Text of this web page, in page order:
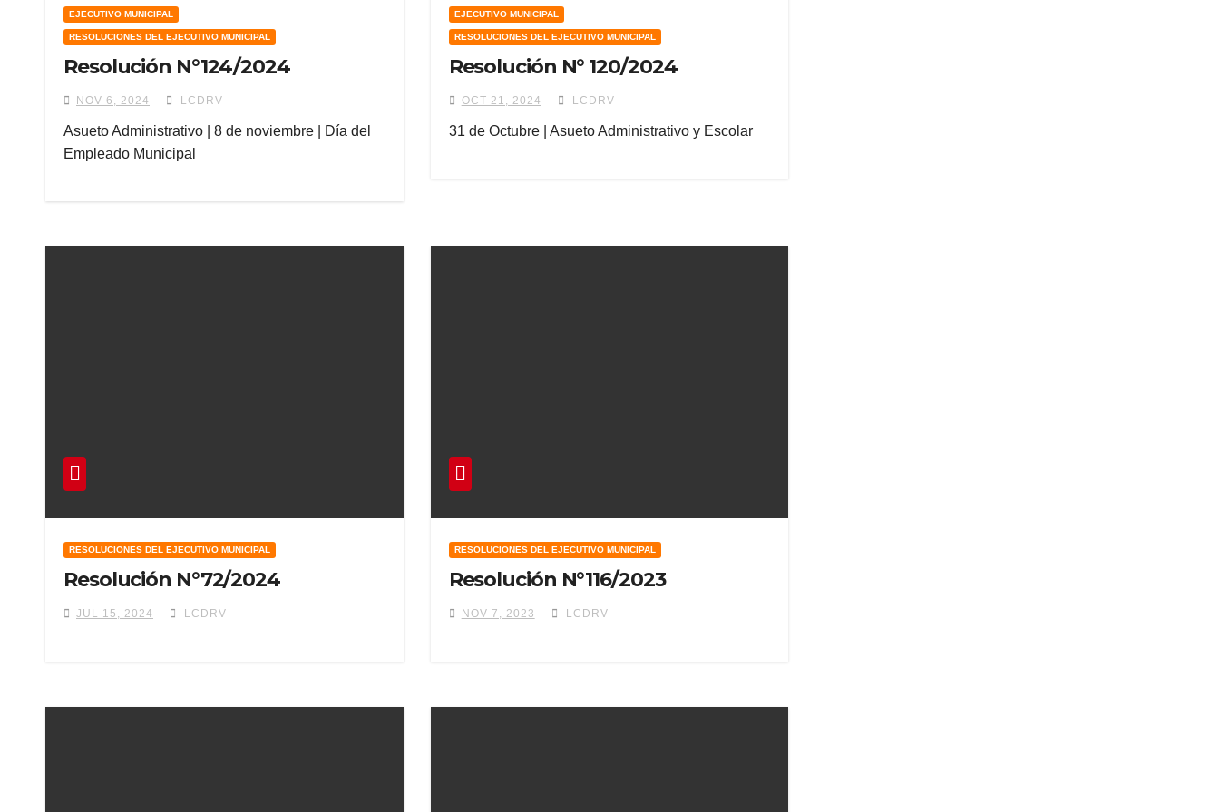
EJECUTIVO MUNICIPAL
RESOLUCIONES DEL EJECUTIVO MUNICIPAL
Resolución N°124/2024
NOV 6, 2024 LCDRV
Asueto Administrativo | 8 de noviembre | Día del
Empleado Municipal
EJECUTIVO MUNICIPAL
RESOLUCIONES DEL EJECUTIVO MUNICIPAL
Resolución N° 120/2024
OCT 21, 2024 LCDRV
31 de Octubre | Asueto Administrativo y Escolar
RESOLUCIONES DEL EJECUTIVO MUNICIPAL
Resolución N°72/2024
JUL 15, 2024 LCDRV
RESOLUCIONES DEL EJECUTIVO MUNICIPAL
Resolución N°116/2023
NOV 7, 2023 LCDRV